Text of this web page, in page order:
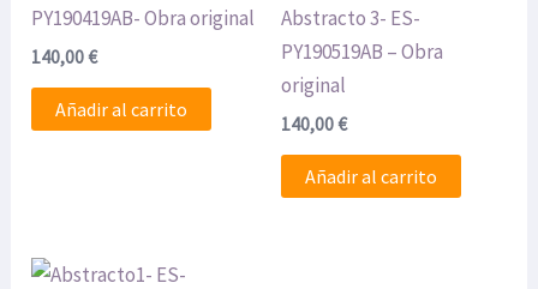
PY190419AB- Obra original
140,00€
Añadir al carrito
Abstracto 3- ES-
PY190519AB – Obra
original
140,00€
Añadir al carrito